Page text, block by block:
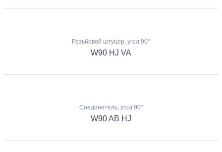
Резьбовой штуцер, угол 90°
W90 HJ VA
Соединитель, угол 90°
W90 AB HJ